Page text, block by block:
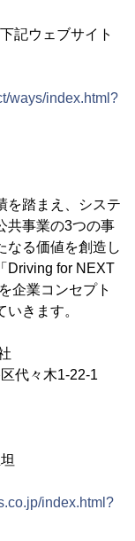
記ウェブサイト
ways/index.html?
を踏まえ、システ
共事業の3つの事
なる価値を創造し
Driving for NEXT
企業コンセプト
きます。
代々木1-22-1
index.html?